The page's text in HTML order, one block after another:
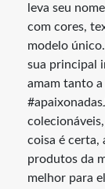
leva seu
com cores,
modelo
sua principal
amam tanto
coisa é certa,
produtos da
melhor para